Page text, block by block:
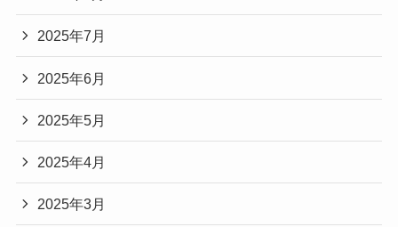
2025年7月
2025年6月
2025年5月
2025年4月
2025年3月